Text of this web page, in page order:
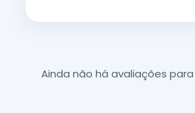
Ainda não há avaliações